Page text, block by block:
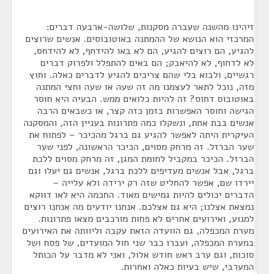
זיהינו מהשנה שעברה מסקנות, שלושה-ארבעה דברים:
המרכזי הוא הנושא של ההמתנה באוטובוסים. אנשים שרוצים
להגיע, הם רוצים להגיע, הם לא באו להידחף, לא להידחס,
לא לדחוף, לא להיאבק; הם באים להתפלל ולפרוק דברים
רגשיים, ולבוא בלי שהם צריכים להגיע לדברים כאלה. וחוץ
מזה, נוכל לתאר לעצמנו מה זה שעה או שעה וחצי המתנה
באוטובוס דחוס? זה להיות כלואים ממש. הבעיה היא חוסר
הגישה וחוסר האפשרות בזמן כזה קצר, או כשבאים הרבה
אנשים בבת אחת, ונשקלו כמה פתרונות בעניין הזה, והמסקנה
העיקרית היתה לאפשר להגיע גם ברגל מהכיכר – לפתוח את
שער הברזל. זה מרחק מסוים, הכיכר הראשונה, לפני שער
הברזל. הכיכר במקביל לחומת המגן, זה מרחק מסוים ללכת
ברגל, אבל אנשים מעדיפים ללכת ברגל, אנשים גם יעלו וגם
יירדו שם, אפשר להחליט שזה רק ירידה ולא עלייה –
הדברים יכולים להיות גמישים מאוד. החכמה היא לאו דווקא
נמצאת אצלנו; היא גם אצלכם. אנחנו יודעים מה אנחנו רוצים
למנוע, ואירועים אחרים לא פחות מורכבים מצאו פתרונות.
מערת המכפלה, גם הוועדה הזאת עקבה וליוותה את האירועים
במערת המכפלה, ועברו כבר שני חול המועדים, של פסח ושל
סוכות, וגם ערב ראש חודש אלול, ואני לא מדבר על הכותל
המערבי, שיש בעיות כאלה ואחרות.